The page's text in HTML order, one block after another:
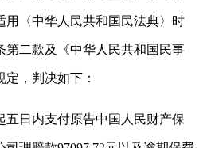
用〈中华人民共和国民法典〉时
第二款及《中华人民共和国民事
，判决如下：
五日内支付原告中国人民财产保